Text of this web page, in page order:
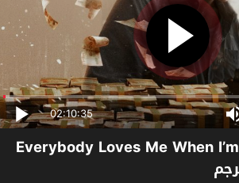
02:10:35
مشاهدة فيلم Everybody Loves Me When I’m